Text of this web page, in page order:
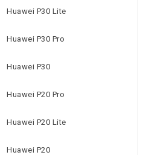
Huawei P30 Lite
Huawei P30 Pro
Huawei P30
Huawei P20 Pro
Huawei P20 Lite
Huawei P20